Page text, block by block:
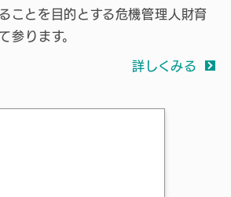
ことを目的とする危機管理人財育
参ります。
詳しくみる